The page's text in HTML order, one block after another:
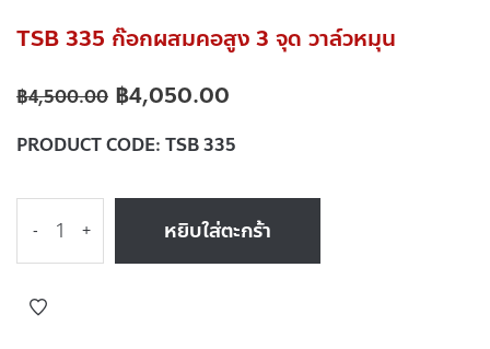
TSB 335 ก๊อกผสมคอสูง 3 จุด วาล์วหมุน
฿4,500.00 ฿4,050.00
PRODUCT CODE: TSB 335
- + หยิบใส่ตะกร้า